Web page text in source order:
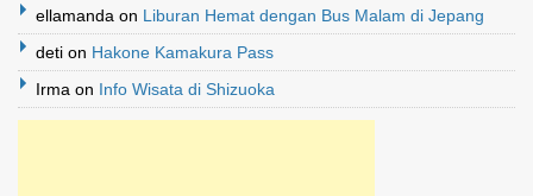
ellamanda on Liburan Hemat dengan Bus Malam di Jepang
deti on Hakone Kamakura Pass
Irma on Info Wisata di Shizuoka